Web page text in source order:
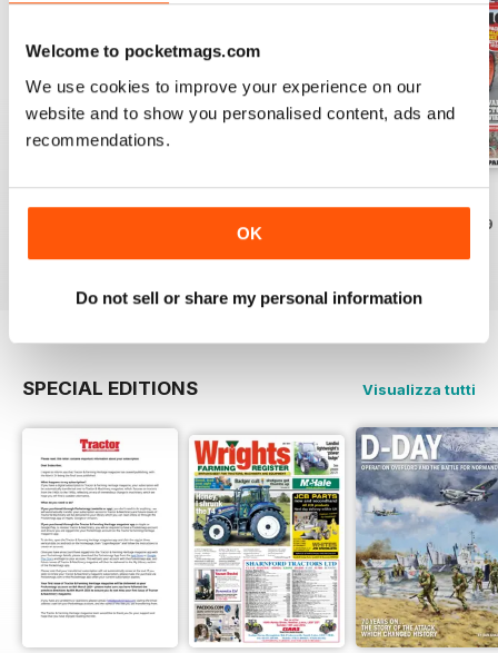
Welcome to pocketmags.com
We use cookies to improve your experience on our
website and to show you personalised content, ads and
recommendations.
OK
Do not sell or share my personal information
Acquista per
€5,99
SPECIAL EDITIONS Visualizza tutti